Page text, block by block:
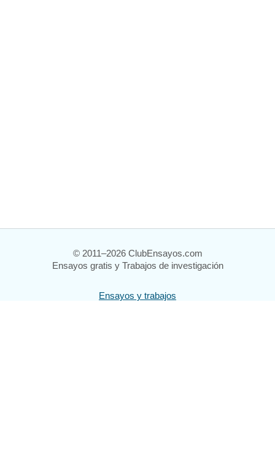
© 2011–2026 ClubEnsayos.com
Ensayos gratis y Trabajos de investigación
Ensayos y trabajos